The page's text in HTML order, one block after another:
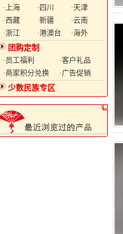
·上海
·四川
·天津
·西藏
·新疆
·云南
·浙江
·港澳台 ·海外
团购定制
·员工福利
·客户礼品
·商家积分兑换
·广告促销
少数民族专区